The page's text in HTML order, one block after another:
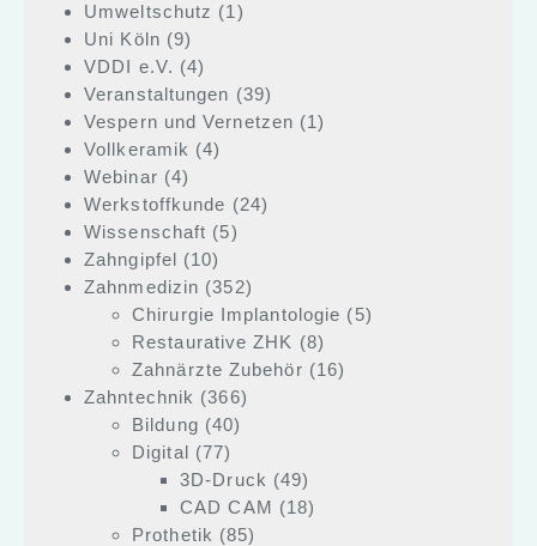
Umweltschutz (1)
Uni Köln (9)
VDDI e.V. (4)
Veranstaltungen (39)
Vespern und Vernetzen (1)
Vollkeramik (4)
Webinar (4)
Werkstoffkunde (24)
Wissenschaft (5)
Zahngipfel (10)
Zahnmedizin (352)
Chirurgie Implantologie (5)
Restaurative ZHK (8)
Zahnärzte Zubehör (16)
Zahntechnik (366)
Bildung (40)
Digital (77)
3D-Druck (49)
CAD CAM (18)
Prothetik (85)